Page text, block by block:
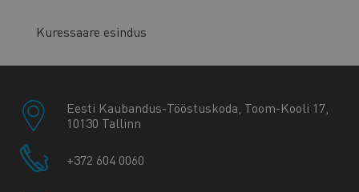
Kuressaare esindus
Eesti Kaubandus-Tööstuskoda, Toom-Kooli 17,
10130 Tallinn
+372 604 0060